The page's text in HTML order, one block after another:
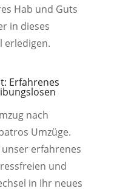
Hab und Guts
in dieses
erledigen.
Erfahrenes
nach
Umzüge.
erfahrenes
und
in Ihr neues